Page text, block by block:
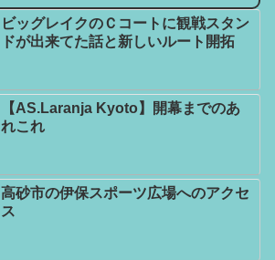
ビッグレイクのＣコートに観戦スタン
ドが出来てた話と新しいルート開拓
【AS.Laranja Kyoto】開幕までのあ
れこれ
高砂市の伊保スポーツ広場へのアクセ
ス